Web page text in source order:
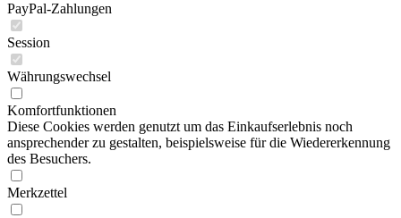
PayPal-Zahlungen
Session
Währungswechsel
Komfortfunktionen
Diese Cookies werden genutzt um das Einkaufserlebnis noch
ansprechender zu gestalten, beispielsweise für die Wiedererkennung
des Besuchers.
Merkzettel